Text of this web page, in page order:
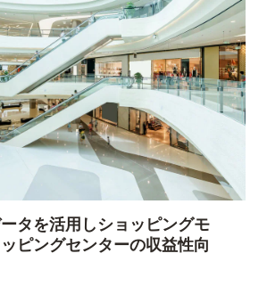
ータを活用しショッピングモ
ピングセンターの収益性向